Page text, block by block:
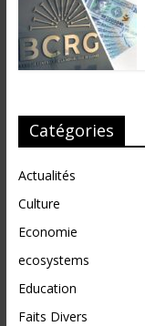
Catégories
Actualités
Culture
Economie
ecosystems
Education
Faits Divers